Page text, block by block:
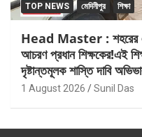
TOP NEWS মেদিনীপুর শিক্ষা
Head Master : শহরের
আচরণ প্রধান শিক্ষকের!এই
দৃষ্টান্তমূলক শাস্তি দাবি
1 August 2026 Sunil Das